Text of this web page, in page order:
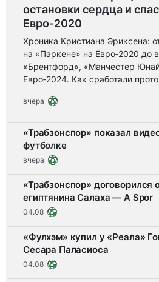
остановки сердца и
Евро‑2020
Хроника Кристиана Эриксена:
на «Паркене» на Евро‑2020 до
«Брентфорд», «Манчестер
Евро‑2024. Как сработали
вчера
«Трабзонспор» показал
футболке
вчера
«Трабзонспор» договорился
египтянина Салаха — A Spor
04.08
«Фулхэм» купил у «Реала»
Сесара Паласиоса
04.08